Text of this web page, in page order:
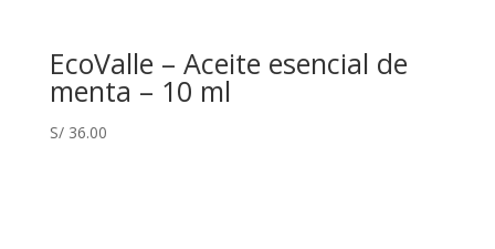
EcoValle – Aceite esencial de
menta – 10 ml
S/36.00